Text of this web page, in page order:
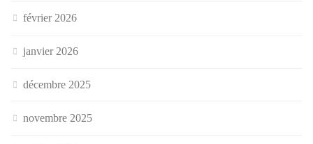
février 2026
janvier 2026
décembre 2025
novembre 2025